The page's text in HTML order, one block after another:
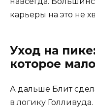
карьеры на это не
Уход на
которое
А дальше Блит
в логику